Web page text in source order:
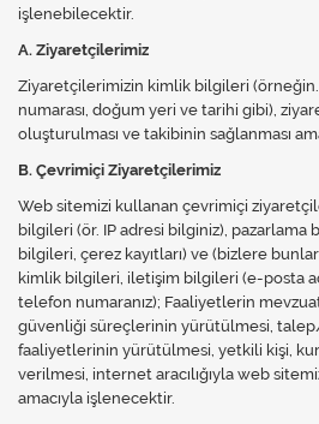
işlenebilecektir.
A. Ziyaretçilerimiz
Ziyaretçilerimizin kimlik bilgileri (örneğin.
numarası, doğum yeri ve tarihi gibi),
oluşturulması ve takibinin sağlanması
B. Çevrimiçi Ziyaretçilerimiz
Web sitemizi kullanan çevrimiçi
bilgileri (ör. IP adresi bilginiz), pazarlama
bilgileri, çerez kayıtları) ve (bizlere
kimlik bilgileri, iletişim bilgileri (e-posta
telefon numaranız); Faaliyetlerin
güvenliği süreçlerinin yürütülmesi,
faaliyetlerinin yürütülmesi, yetkili kişi,
verilmesi, internet aracılığıyla web
amacıyla işlenecektir.